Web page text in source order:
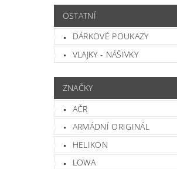
OSTATNÍ
DÁRKOVÉ POUKAZY
VLAJKY - NÁŠIVKY
ZNAČKY
AČR
ARMÁDNÍ ORIGINÁL
HELIKON
LOWA